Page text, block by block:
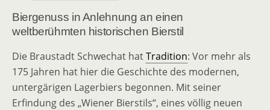
Biergenuss in Anlehnung an einen
weltberühmten historischen Bierstil
Die Braustadt Schwechat hatTradition: Vor mehr als
175 Jahren hat hier die Geschichte des modernen,
untergärigen Lagerbiers begonnen. Mit seiner
Erfindung des „Wiener Bierstils“, eines völlig neuen